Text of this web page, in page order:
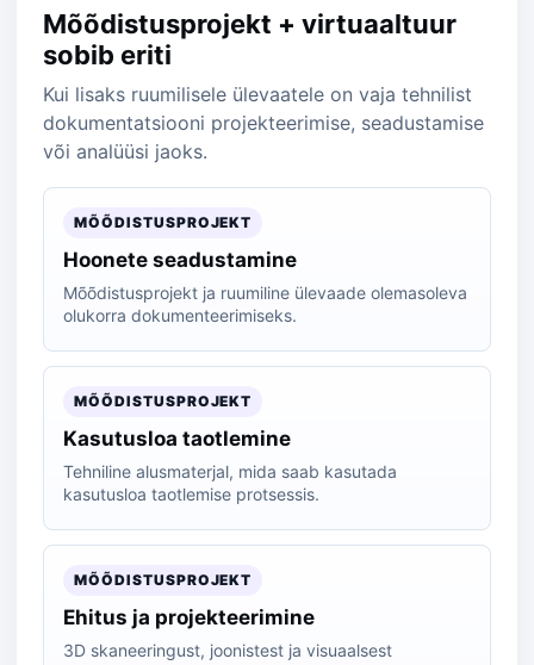
Mõõdistusprojekt + virtuaaltuur
sobib eriti
Kui lisaks ruumilisele ülevaatele on vaja tehnilist
dokumentatsiooni projekteerimise, seadustamise
või analüüsi jaoks.
MÕÕDISTUSPROJEKT
Hoonete seadustamine
Mõõdistusprojekt ja ruumiline ülevaade olemasoleva
olukorra dokumenteerimiseks.
MÕÕDISTUSPROJEKT
Kasutusloa taotlemine
Tehniline alusmaterjal, mida saab kasutada
kasutusloa taotlemise protsessis.
MÕÕDISTUSPROJEKT
Ehitus ja projekteerimine
3D skaneeringust, joonistest ja visuaalsest